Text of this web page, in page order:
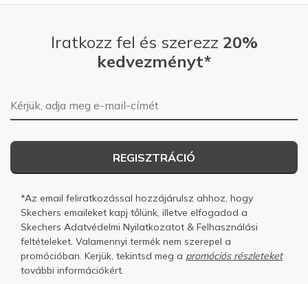
Iratkozz fel és szerezz 20%
kedvezményt*
E-mail-cím
REGISZTRÁCIÓ
*Az email feliratkozással hozzájárulsz ahhoz, hogy
Skechers emaileket kapj tőlünk, illetve elfogadod a
Skechers Adatvédelmi Nyilatkozatot & Felhasználási
feltételeket. Valamennyi termék nem szerepel a
promócióban. Kerjük, tekintsd meg a promóciós részleteket
további információkért.